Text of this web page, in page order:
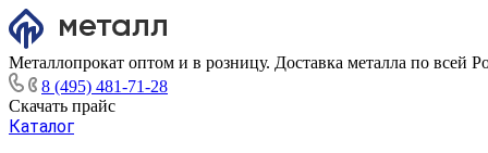
Металлопрокат оптом и в розницу. Доставка металла по всей
8 (495) 481-71-28
Скачать прайс
Каталог